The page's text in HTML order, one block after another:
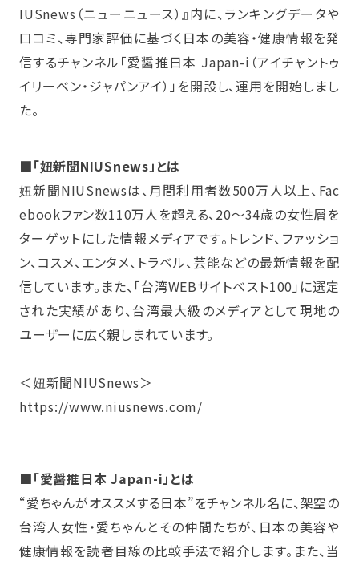
IUSnews（ニューニュース）』内に、ランキングデータや
口コミ、専門家評価に基づく日本の美容・健康情報を発
信するチャンネル「愛醤推日本 Japan-i（アイチャントゥ
イリーベン・ジャパンアイ）」を開設し、運用を開始しまし
た。
■「妞新聞NIUSnews」とは
妞新聞NIUSnewsは、月間利用者数500万人以上、Fac
ebookファン数110万人を超える、20～34歳の女性層を
ターゲットにした情報メディアです。トレンド、ファッショ
ン、コスメ、エンタメ、トラベル、芸能などの最新情報を配
信しています。また、「台湾WEBサイトベスト100」に選定
された実績があり、台湾最大級のメディアとして現地の
ユーザーに広く親しまれています。
＜妞新聞NIUSnews＞
https://www.niusnews.com/
■「愛醤推日本 Japan-i」とは
“愛ちゃんがオススメする日本”をチャンネル名に、架空の
台湾人女性・愛ちゃんとその仲間たちが、日本の美容や
健康情報を読者目線の比較手法で紹介します。また、当